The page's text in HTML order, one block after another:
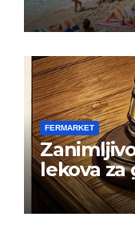
FERMARKET
lekova za